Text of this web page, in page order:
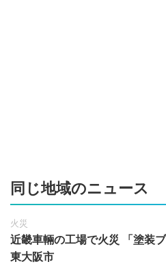
同じ地域のニュース
火災
近畿車輛の工場で火災 「塗装
東大阪市